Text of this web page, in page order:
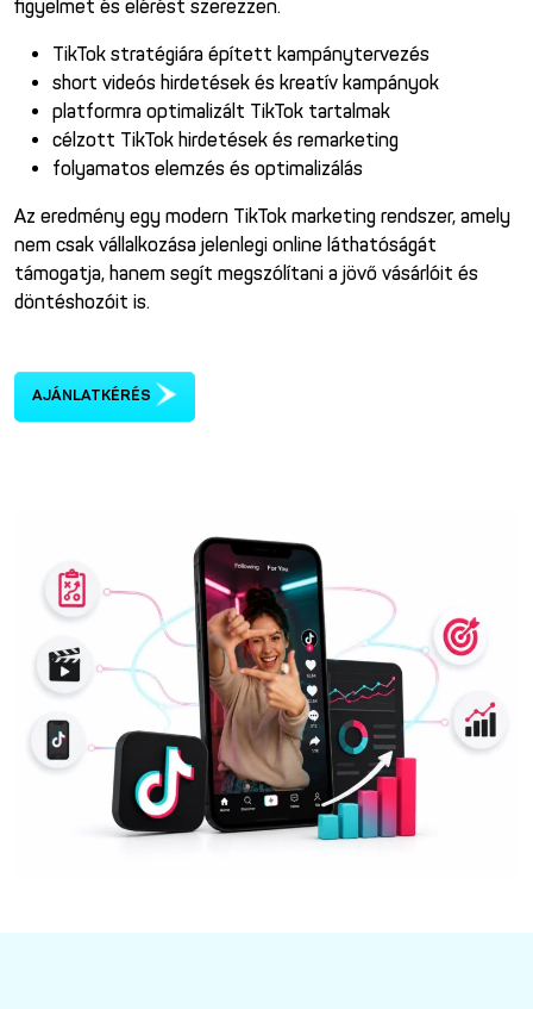
figyelmet és elérést szerezzen.
TikTok stratégiára épített kampánytervezés
short videós hirdetések és kreatív kampányok
platformra optimalizált TikTok tartalmak
célzott TikTok hirdetések és remarketing
folyamatos elemzés és optimalizálás
Az eredmény egy modern TikTok marketing rendszer, amely
nem csak vállalkozása jelenlegi online láthatóságát
támogatja, hanem segít megszólítani a jövő vásárlóit és
döntéshozóit is.
AJÁNLATKÉRÉS